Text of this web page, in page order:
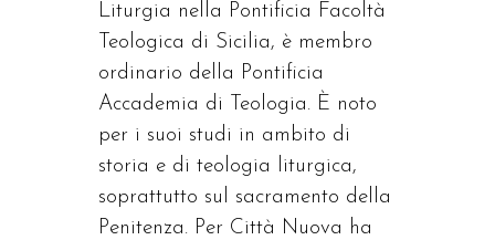
Liturgia nella Pontificia Facoltà
Teologica di Sicilia, è membro
ordinario della Pontificia
Accademia di Teologia. È noto
per i suoi studi in ambito di
storia e di teologia liturgica,
soprattutto sul sacramento della
Penitenza. Per Città Nuova ha